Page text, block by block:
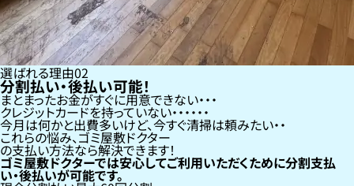
選ばれる理由02
分割払い・後払い可能！
まとまったお金がすぐに用意できない
クレジットカードを持っていない・・・
今月は何かと出費多いけど、今すぐ清掃は頼みたい
これらの悩み、ゴミ屋敷ドクター
の支払い方法なら解決できます！
ゴミ屋敷ドクターでは安心してご利用いただくために分割支払
い・後払いが可能です。